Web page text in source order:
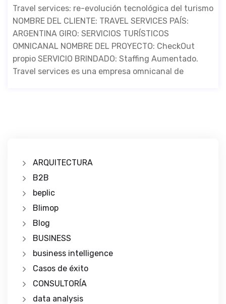
Travel services: re-evolución tecnológica del turismo
NOMBRE DEL CLIENTE: TRAVEL SERVICES PAÍS:
ARGENTINA GIRO: SERVICIOS TURÍSTICOS
OMNICANAL NOMBRE DEL PROYECTO: CheckOut
propio SERVICIO BRINDADO: Staffing Aumentado.
Travel services es una empresa omnicanal de
ARQUITECTURA
B2B
beplic
Blimop
Blog
BUSINESS
business intelligence
Casos de éxito
CONSULTORÍA
data analysis